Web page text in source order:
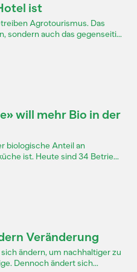
ist
Agrotourismus. Das
sondern auch das gegenseiti...
will mehr Bio in der
biologische Anteil an
ist. Heute sind 34 Betrie...
Veränderung
ändern, um nachhaltiger zu
Dennoch ändert sich...